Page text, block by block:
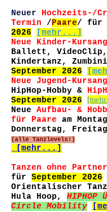
Neuer Hochzeits-/
Termin /Paare/ für
2026
[mehr...]
Neue Kinder-
Ballett, VideoClip,
Kindertanz,
September 2026
Neue Jugend-
HipHop-Hobby &
September 2026
Neue Aufbau- &
für Paare am
Donnerstag,
(alle Tanzlevels!)
[mehr...]
Tanzen ohne
für
September 2026
Orientalischer
Hula Hoop,HIPHOP
Circle Mobility